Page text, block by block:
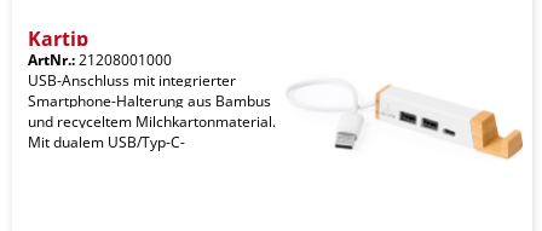
Kartip
ArtNr.:21208001000
USB-Anschluss mit integrierter
Smartphone-Halterung aus Bambus
und recyceltem Milchkartonmaterial.
Mit dualem USB/Typ-C-